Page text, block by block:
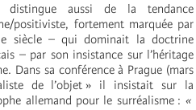
aussi de la tendance
positiviste, fortement marquée par
siècle – qui dominait la doctrine
– par son insistance sur l’héritage
Dans sa conférence à Prague (mars
de l’objet » il insistait sur la
allemand pour le surréalisme : «